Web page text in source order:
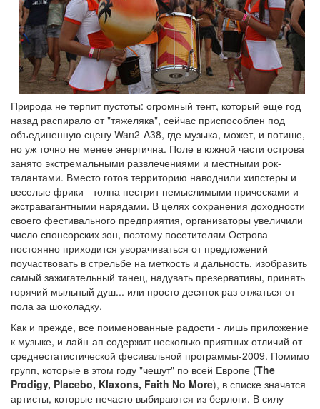
Природа не терпит пустоты: огромный тент, который еще год
назад распирало от "тяжеляка", сейчас приспособлен под
объединенную сцену Wan2-A38, где музыка, может, и потише,
но уж точно не менее энергична. Поле в южной части острова
занято экстремальными развлечениями и местными рок-
талантами. Вместо готов территорию наводнили хипстеры и
веселые фрики - толпа пестрит немыслимыми прическами и
экстравагантными нарядами. В целях сохранения доходности
своего фестивального предприятия, организаторы увеличили
число спонсорских зон, поэтому посетителям Острова
постоянно приходится уворачиваться от предложений
поучаствовать в стрельбе на меткость и дальность, изобразить
самый зажигательный танец, надувать презервативы, принять
горячий мыльный душ... или просто десяток раз отжаться от
пола за шоколадку.
Как и прежде, все поименованные радости - лишь приложение
к музыке, и лайн-ап содержит несколько приятных отличий от
среднестатистической фесивальной программы-2009. Помимо
групп, которые в этом году "чешут" по всей Европе (The
Prodigy, Placebo, Klaxons, Faith No More), в списке значатся
артисты, которые нечасто выбираются из берлоги. В силу